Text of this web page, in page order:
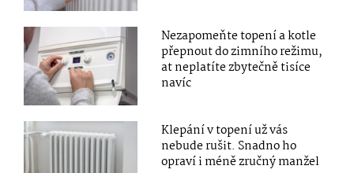
Nezapomeňte topení a kotle
přepnout do zimního režimu,
at neplatíte zbytečně tisíce
navíc
Klepání v topení už vás
nebude rušit. Snadno ho
opraví i méně zručný manžel